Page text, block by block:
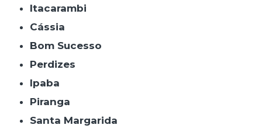
Itacarambi
Cássia
Bom Sucesso
Perdizes
Ipaba
Piranga
Santa Margarida